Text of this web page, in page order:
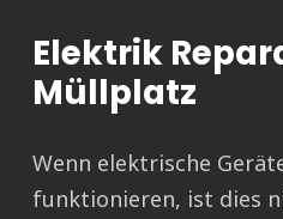
Elektrik
Müllplatz
Wenn elektrische
funktionieren, ist dies